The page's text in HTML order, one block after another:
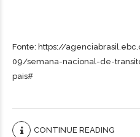
Fonte: https://
09/semana-nacional-de-
pais#
CONTINUE READING